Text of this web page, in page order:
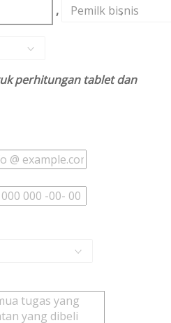
, Pemilk bisnis
,
perhitungan tablet dan